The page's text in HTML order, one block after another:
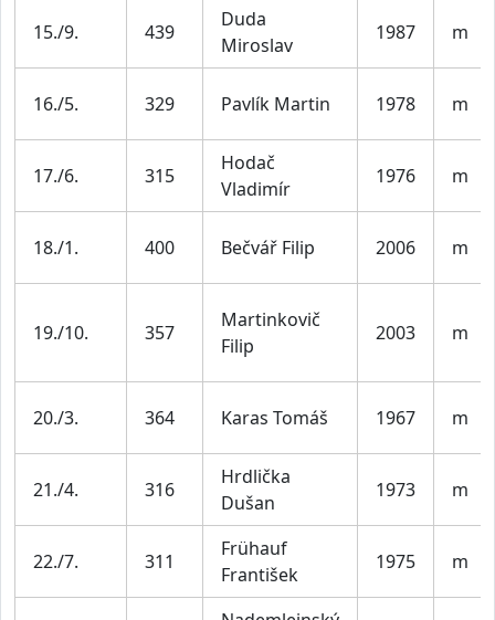
15./9. 439
Duda
Miroslav
1987 m
16./5. 329 Pavlík Martin 1978 m
17./6. 315
Hodač
Vladimír
1976 m
18./1. 400 Bečvář Filip 2006 m
19./10. 357
Martinkovič
Filip
2003 m
20./3. 364 Karas Tomáš 1967 m
21./4. 316
Hrdlička
Dušan
1973 m
22./7. 311
Frühauf
František
1975 m